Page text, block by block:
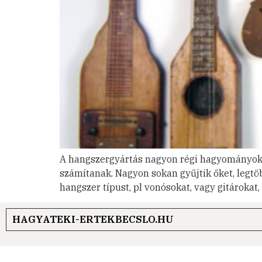
A hangszergyártás nagyon régi
számítanak. Nagyon sokan gyűjtik őket,
hangszer típust, pl vonósokat, vagy
HAGYATEKI-ERTEKBECSLO.HU